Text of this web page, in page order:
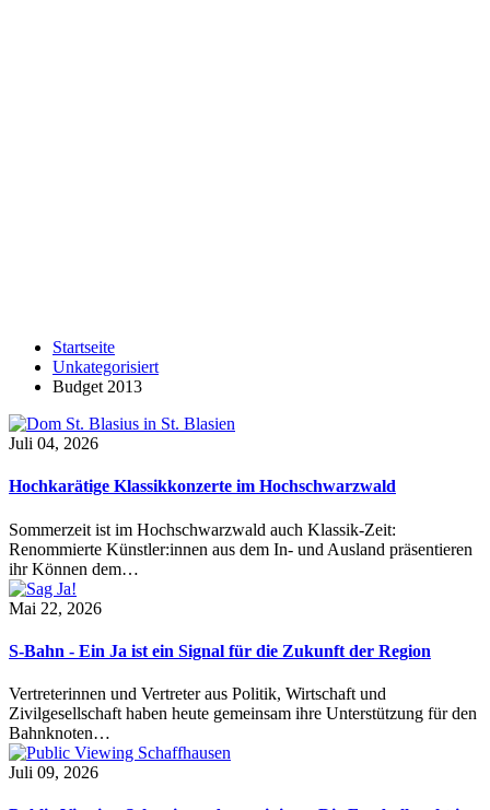
Startseite
Unkategorisiert
Budget 2013
Juli 04, 2026
Hochkarätige Klassikkonzerte im Hochschwarzwald
Sommerzeit ist im Hochschwarzwald auch Klassik-Zeit:
Renommierte Künstler:innen aus dem In- und Ausland präsentieren
ihr Können dem…
Mai 22, 2026
S-Bahn - Ein Ja ist ein Signal für die Zukunft der Region
Vertreterinnen und Vertreter aus Politik, Wirtschaft und
Zivilgesellschaft haben heute gemeinsam ihre Unterstützung für den
Bahnknoten…
Juli 09, 2026